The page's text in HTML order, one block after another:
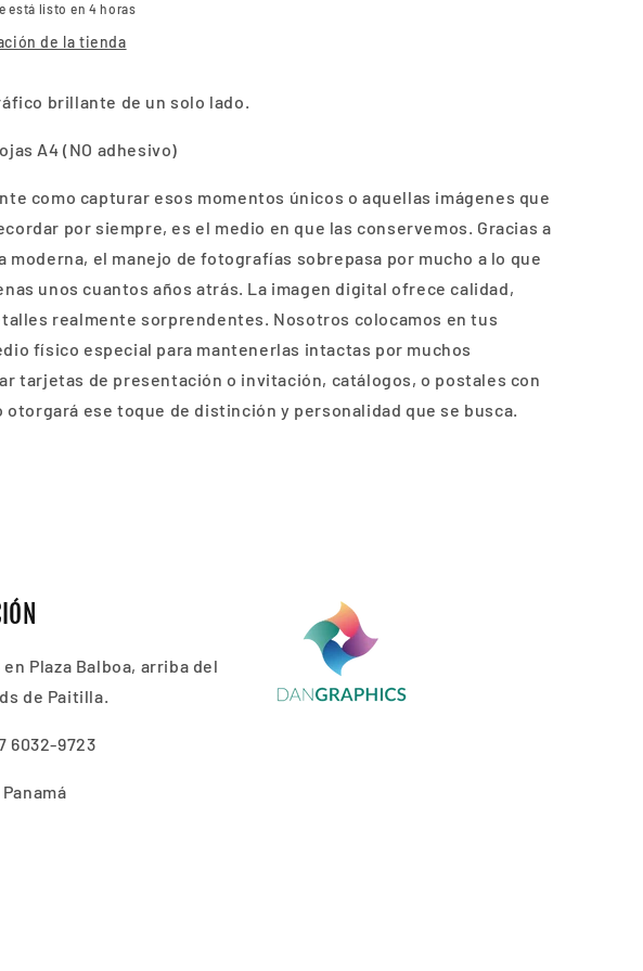
está listo en 4 horas
de la tienda
brillante de un solo lado.
A4 (NO adhesivo)
como capturar esos momentos únicos o aquellas imágenes que
por siempre, es el medio en que las conservemos. Gracias a
moderna, el manejo de fotografías sobrepasa por mucho a lo que
unos cuantos años atrás. La imagen digital ofrece calidad,
realmente sorprendentes. Nosotros colocamos en tus
físico especial para mantenerlas intactas por muchos
tarjetas de presentación o invitación, catálogos, o postales con
otorgará ese toque de distinción y personalidad que se busca.
Plaza Balboa, arriba del
de Paitilla.
6032-9723